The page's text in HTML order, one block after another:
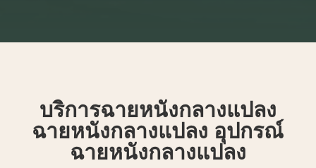
บริการฉายหนังกลางแปลง
ฉายหนังกลางแปลง อุปกรณ์
ฉายหนังกลางแปลง